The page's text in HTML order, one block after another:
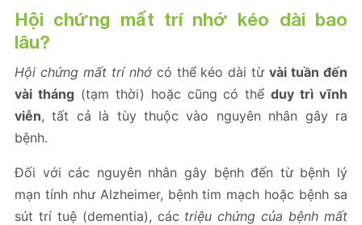
Hội chứng mất trí nhớ kéo dài bao
lâu?
Hội chứng mất trí nhớcó thể kéo dài từvài tuần đến
vài tháng(tạm thời) hoặc cũng có thểduy trì vĩnh
viễn, tất cả là tùy thuộc vào nguyên nhân gây ra
bệnh.
Đối với các nguyên nhân gây bệnh đến từ bệnh lý
mạn tính như Alzheimer, bệnh tim mạch hoặc bệnh sa
sút trí tuệ (dementia), các triệu chứng của bệnh mất